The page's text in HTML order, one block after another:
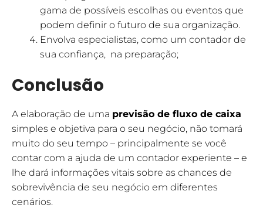
gama de possíveis escolhas ou eventos que
podem definir o futuro de sua organização.
Envolva especialistas, como um contador de
sua confiança, na preparação;
Conclusão
A elaboração de uma previsão de fluxo de caixa
simples e objetiva para o seu negócio, não tomará
muito do seu tempo – principalmente se você
contar com a ajuda de um contador experiente – e
lhe dará informações vitais sobre as chances de
sobrevivência de seu negócio em diferentes
cenários.